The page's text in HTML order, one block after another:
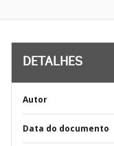
DETALHES
Autor
Data do documento